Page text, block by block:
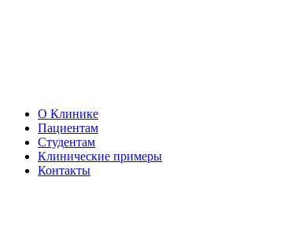
О Клинике
Пациентам
Студентам
Клинические примеры
Контакты